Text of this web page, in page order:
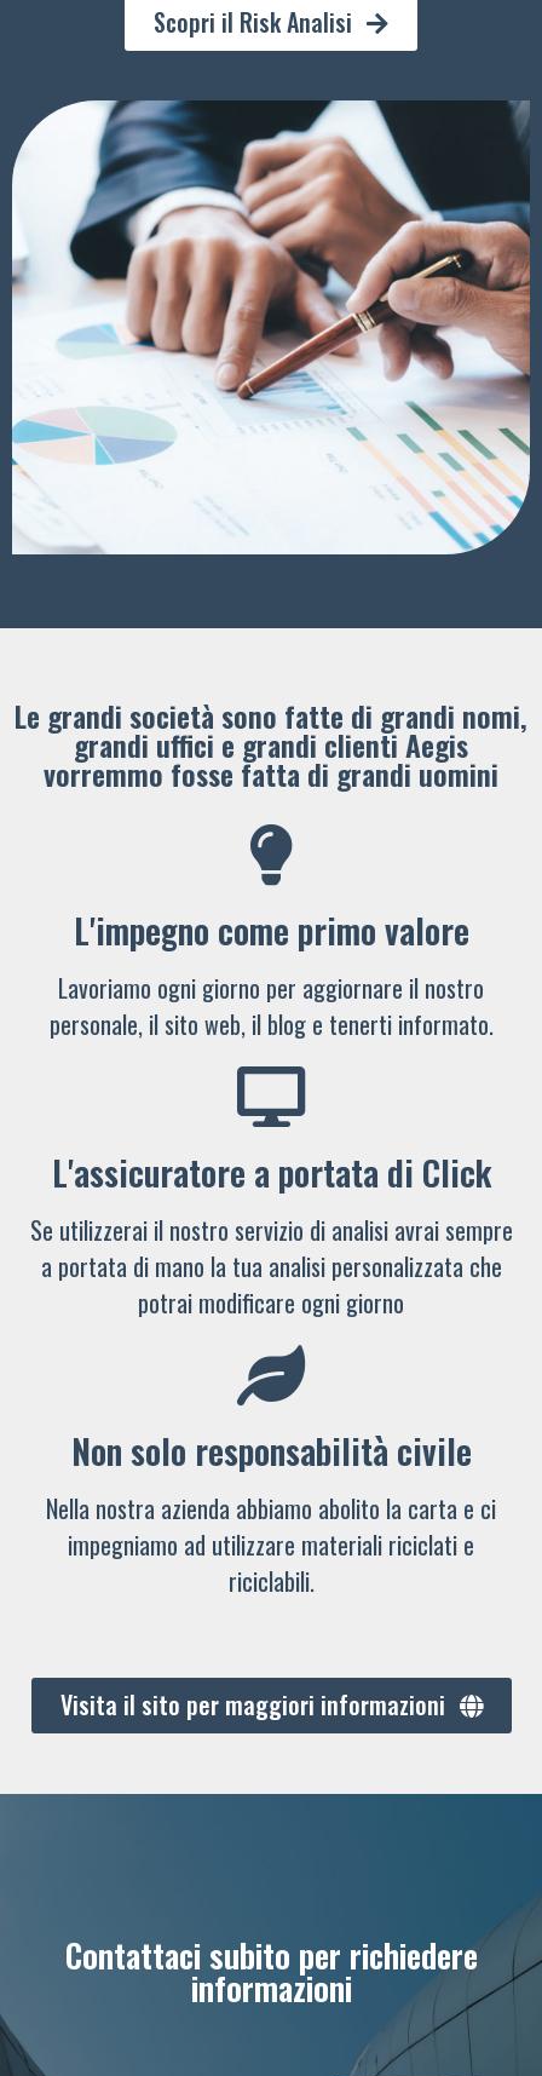
Scopri il Risk Analisi
Le grandi società sono fatte di grandi nomi,
grandi uffici e grandi clienti ​Aegis
vorremmo fosse fatta di grandi uomini
L'impegno come primo valore
Lavoriamo ogni giorno per aggiornare il nostro
personale, il sito web, il blog e tenerti informato.
L'assicuratore a portata di Click
Se utilizzerai il nostro servizio di analisi avrai sempre
a portata di mano la tua analisi personalizzata che
potrai modificare ogni giorno
Non solo responsabilità civile
Nella nostra azienda abbiamo abolito la carta e ci
impegniamo ad utilizzare materiali riciclati e
riciclabili.
Visita il sito per maggiori informazioni
Contattaci subito per richiedere
informazioni